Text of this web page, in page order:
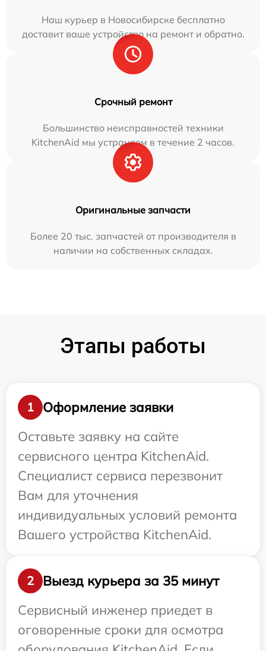
Наш курьер в Новосибирске бесплатно
доставит ваше устройство на ремонт и обратно.
Срочный ремонт
Большинство неисправностей техники
KitchenAid мы устраняем в течение 2 часов.
Оригинальные запчасти
Более 20 тыс. запчастей от производителя в
наличии на собственных складах.
Этапы работы
1
Оформление заявки
Оставьте заявку на сайте
сервисного центра KitchenAid.
Специалист сервиса перезвонит
Вам для уточнения
индивидуальных условий ремонта
Вашего устройства KitchenAid.
2
Выезд курьера за 35 минут
Сервисный инженер приедет в
оговоренные сроки для осмотра